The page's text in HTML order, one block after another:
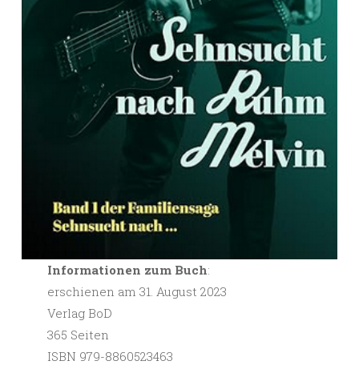
Informationen zum Buch:
erschienen am 31. August 2023
Verlag BoD
365 Seiten
ISBN 979-8860523463